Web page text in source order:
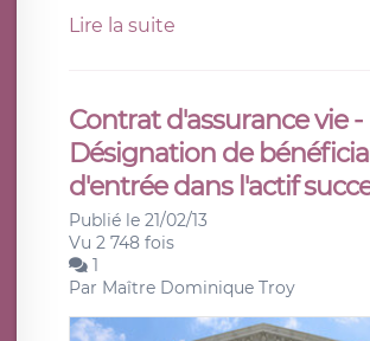
Lire la suite
Contrat d'assurance vie -
Désignation de
d'entrée dans l'actif
Publié le 21/02/13
Vu 2 748 fois
1
Par Maître Dominique Troy